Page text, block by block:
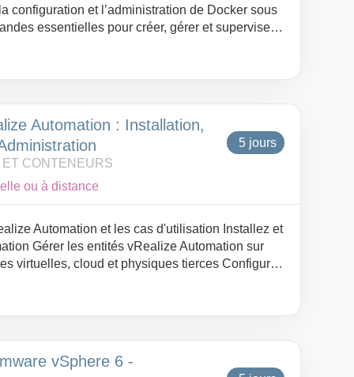
configuration et l’administration de Docker sous
essentielles pour créer, gérer et superviser
V2 et la spécification compose.yaml.
Swarm et Kubernetes.
Automation : Installation,
CONTENEURS
5 jours
ou à distance
Automation et les cas d'utilisation Installez et
Gérer les entités vRealize Automation sur
virtuelles, cloud et physiques tierces Configurer
plates-formes Utilisez le portail en libre-service
vRealize Automation Gérer et surveiller les
vSphere 6 -